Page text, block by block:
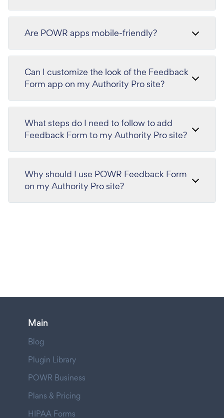
Are POWR apps mobile-friendly?
Can I customize the look of the Feedback
Form app on my Authority Pro site?
What steps do I need to follow to add
Feedback Form to my Authority Pro site?
Why should I use POWR Feedback Form
on my Authority Pro site?
Main
Blog
Plugin Library
POWR Business
Plans & Pricing
HIPAA Forms